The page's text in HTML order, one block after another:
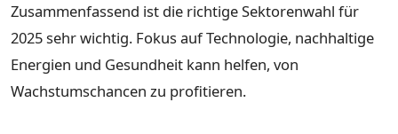
Zusammenfassend ist die richtige Sektorenwahl für
2025 sehr wichtig. Fokus auf Technologie, nachhaltige
Energien und Gesundheit kann helfen, von
Wachstumschancen zu profitieren.